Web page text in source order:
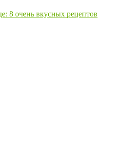
8 очень вкусных рецептов